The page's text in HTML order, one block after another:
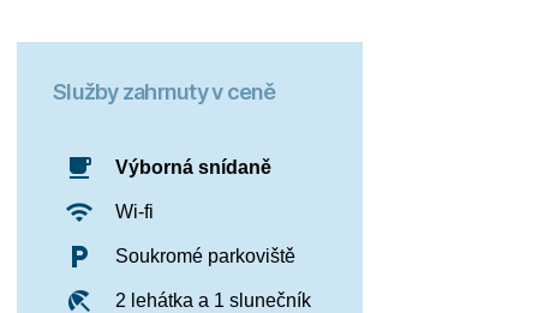
Služby zahrnuty v ceně
free_breakfast Výborná snídaně
wifi Wi-fi
local_parking Soukromé parkoviště
beach_access 2 lehátka a 1 slunečník